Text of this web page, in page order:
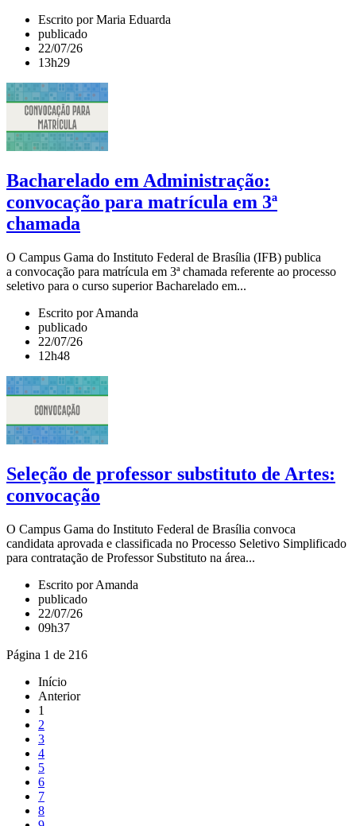
Escrito por Maria Eduarda
publicado
22/07/26
13h29
Bacharelado em Administração:
convocação para matrícula em 3ª
chamada
O Campus Gama do Instituto Federal de Brasília (IFB) publica
a convocação para matrícula em 3ª chamada referente ao processo
seletivo para o curso superior Bacharelado em...
Escrito por Amanda
publicado
22/07/26
12h48
Seleção de professor substituto de Artes:
convocação
O Campus Gama do Instituto Federal de Brasília convoca
candidata aprovada e classificada no Processo Seletivo Simplificado
para contratação de Professor Substituto na área...
Escrito por Amanda
publicado
22/07/26
09h37
Página 1 de 216
Início
Anterior
1
2
3
4
5
6
7
8